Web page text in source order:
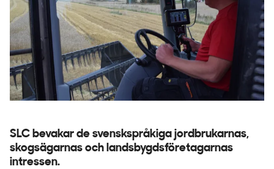
SLC bevakar de svenskspråkiga jordbrukarnas,
skogsägarnas och landsbygdsföretagarnas
intressen.